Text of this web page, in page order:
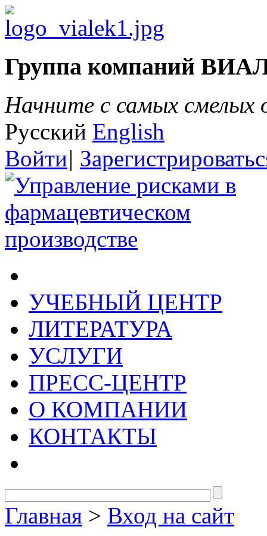
Группа компаний
Начните с самых
Русский English
Войти|
УЧЕБНЫЙ ЦЕНТР
ЛИТЕРАТУРА
УСЛУГИ
ПРЕСС-ЦЕНТР
О КОМПАНИИ
КОНТАКТЫ
Главная > Вход на сайт